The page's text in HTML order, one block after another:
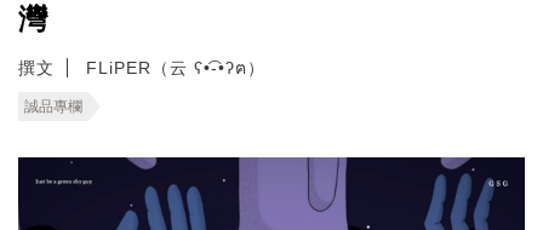
灣
撰文 FLiPER（云 ʕ•͡-•ʔฅ）
誠品專欄